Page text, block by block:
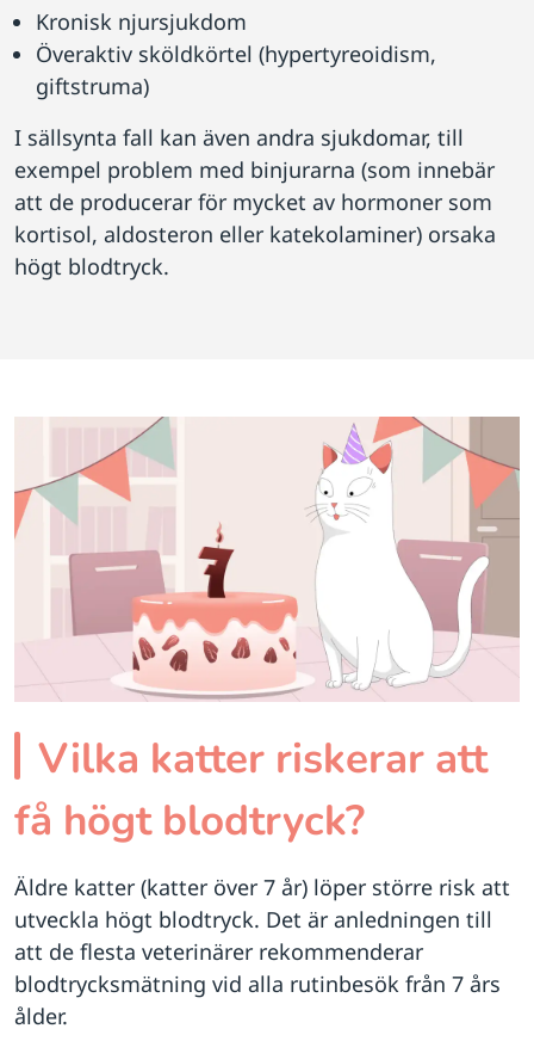
Kronisk njursjukdom
Överaktiv sköldkörtel (hypertyreoidism,
giftstruma)
I sällsynta fall kan även andra sjukdomar, till
exempel problem med binjurarna (som innebär
att de producerar för mycket av hormoner som
kortisol, aldosteron eller katekolaminer) orsaka
högt blodtryck.
Vilka katter riskerar att
få högt blodtryck?
Äldre katter (katter över 7 år) löper större risk att
utveckla högt blodtryck. Det är anledningen till
att de flesta veterinärer rekommenderar
blodtrycksmätning vid alla rutinbesök från 7 års
ålder.